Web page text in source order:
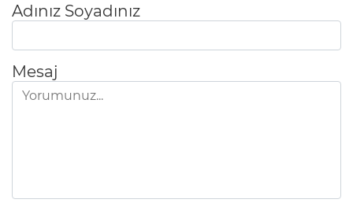
Adınız Soyadınız
Mesaj